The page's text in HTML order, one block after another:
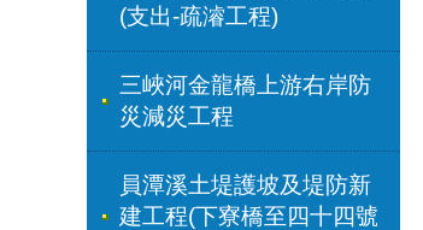
(支出-疏濬工程)
三峽河金龍橋上游右岸防
災減災工程
員潭溪土堤護坡及堤防新
建工程(下寮橋至四十四號